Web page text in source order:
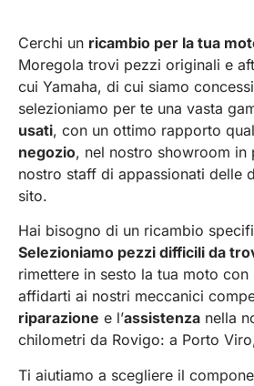
Cerchi un ricambio per la tua
Moregola trovi pezzi originali e
cui Yamaha, di cui siamo
selezioniamo per te una vasta
usati, con un ottimo rapporto
negozio, nel nostro showroom
nostro staff di appassionati delle
sito.
Hai bisogno di un ricambio
Selezioniamo pezzi difficili da
rimettere in sesto la tua moto
affidarti ai nostri meccanici
riparazione e l’assistenza nella
chilometri da Rovigo: a Porto
Ti aiutiamo a scegliere il